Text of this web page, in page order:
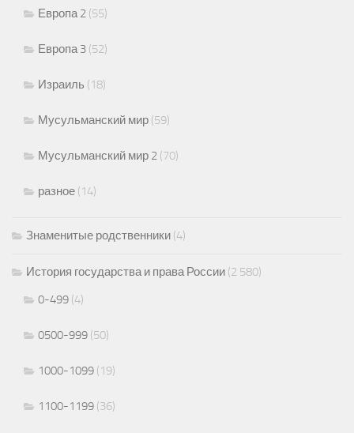
Европа 2 (55)
Европа 3 (52)
Израиль (18)
Мусульманский мир (59)
Мусульманский мир 2 (70)
разное (14)
Знаменитые родственники (4)
История государства и права России (2 580)
0-499 (4)
0500-999 (50)
1000-1099 (19)
1100-1199 (36)